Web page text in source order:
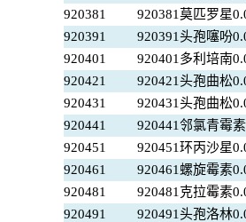
920381
920381莫匹罗星
920391
920391头孢噻吩
920401
920401多利培南
920421
920421头孢曲松
920431
920431头孢曲松
920441
920441邻氯青霉
920451
920451环丙沙星
920461
920461螺旋霉素
920481
920481克拉霉素
920491
920491头孢洛林